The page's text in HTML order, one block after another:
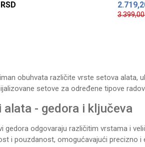
RSD
obuhvata različite vrste setova alata,
setove za određene tipove
alata - gedora i ključeva
gedora odgovaraju različitim vrstama i
i pouzdanost, omogućavajući precizno